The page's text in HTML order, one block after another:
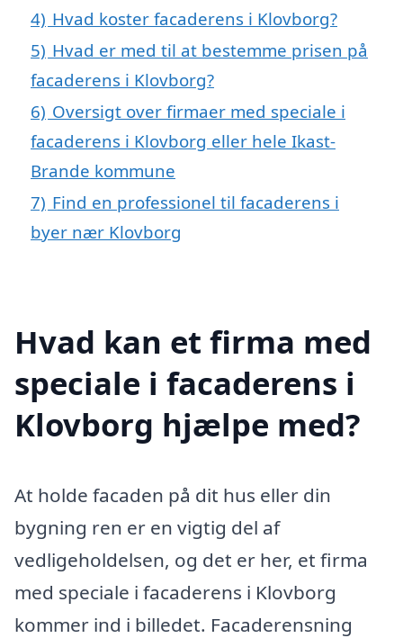
4) Hvad koster facaderens i Klovborg?
5) Hvad er med til at bestemme prisen på
facaderens i Klovborg?
6) Oversigt over firmaer med speciale i
facaderens i Klovborg eller hele Ikast-
Brande kommune
7) Find en professionel til facaderens i
byer nær Klovborg
Hvad kan et firma med
speciale i facaderens i
Klovborg hjælpe med?
At holde facaden på dit hus eller din
bygning ren er en vigtig del af
vedligeholdelsen, og det er her, et firma
med speciale i facaderens i Klovborg
kommer ind i billedet. Facaderensning